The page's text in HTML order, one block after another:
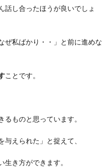
話し合ったほうが良いでしょ
ぜ私ばかり・・」と前に進めな
ことです。
ものと思っています。
えられた」と捉えて、
き方ができます。